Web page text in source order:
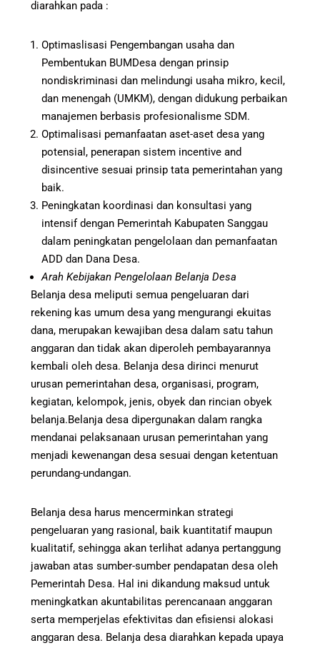
diarahkan pada :
Optimaslisasi Pengembangan usaha dan
Pembentukan BUMDesa dengan prinsip
nondiskriminasi dan melindungi usaha mikro, kecil,
dan menengah (UMKM), dengan didukung perbaikan
manajemen berbasis profesionalisme SDM.
Optimalisasi pemanfaatan aset-aset desa yang
potensial, penerapan sistem incentive and
disincentive sesuai prinsip tata pemerintahan yang
baik.
Peningkatan koordinasi dan konsultasi yang
intensif dengan Pemerintah Kabupaten Sanggau
dalam peningkatan pengelolaan dan pemanfaatan
ADD dan Dana Desa.
Arah Kebijakan Pengelolaan Belanja Desa
Belanja desa meliputi semua pengeluaran dari
rekening kas umum desa yang mengurangi ekuitas
dana, merupakan kewajiban desa dalam satu tahun
anggaran dan tidak akan diperoleh pembayarannya
kembali oleh desa. Belanja desa dirinci menurut
urusan pemerintahan desa, organisasi, program,
kegiatan, kelompok, jenis, obyek dan rincian obyek
belanja.Belanja desa dipergunakan dalam rangka
mendanai pelaksanaan urusan pemerintahan yang
menjadi kewenangan desa sesuai dengan ketentuan
perundang-undangan.
Belanja desa harus mencerminkan strategi
pengeluaran yang rasional, baik kuantitatif maupun
kualitatif, sehingga akan terlihat adanya pertanggung
jawaban atas sumber-sumber pendapatan desa oleh
Pemerintah Desa. Hal ini dikandung maksud untuk
meningkatkan akuntabilitas perencanaan anggaran
serta memperjelas efektivitas dan efisiensi alokasi
anggaran desa. Belanja desa diarahkan kepada upaya